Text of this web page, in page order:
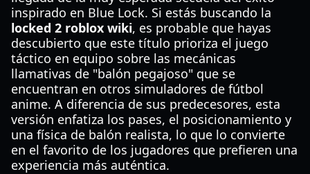
inspirado en Blue Lock. Si estás buscando la
locked 2 roblox wiki, es probable que hayas
descubierto que este título prioriza el juego
táctico en equipo sobre las mecánicas
llamativas de "balón pegajoso" que se
encuentran en otros simuladores de fútbol
anime. A diferencia de sus predecesores, esta
versión enfatiza los pases, el posicionamiento y
una física de balón realista, lo que lo convierte
en el favorito de los jugadores que prefieren una
experiencia más auténtica.